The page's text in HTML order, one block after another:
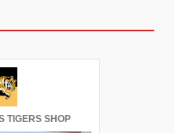
TIGERS SHOP